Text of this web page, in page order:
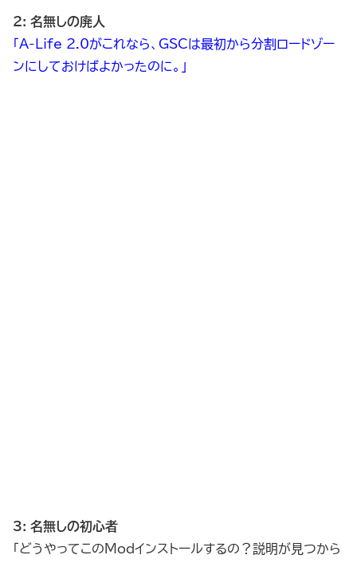
2: 名無しの廃人
「A-Life 2.0がこれなら、GSCは最初から分割ロードゾー
ンにしておけばよかったのに。」
3: 名無しの初心者
「どうやってこのModインストールするの？説明が見つから